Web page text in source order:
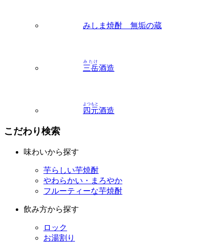
みしま焼酎 無垢の蔵
三岳
みたけ
酒造
四元
よつもと
酒造
こだわり検索
味わいから探す
芋らしい芋焼酎
やわらかい・まろやか
フルーティーな芋焼酎
飲み方から探す
ロック
お湯割り